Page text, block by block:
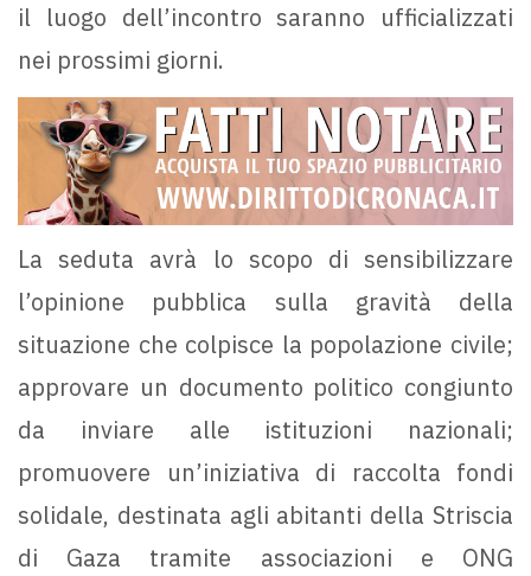
il luogo dell’incontro saranno ufficializzati
nei prossimi giorni.
La seduta avrà lo scopo di sensibilizzare
l’opinione pubblica sulla gravità della
situazione che colpisce la popolazione civile;
approvare un documento politico congiunto
da inviare alle istituzioni nazionali;
promuovere un’iniziativa di raccolta fondi
solidale, destinata agli abitanti della Striscia
di Gaza tramite associazioni e ONG